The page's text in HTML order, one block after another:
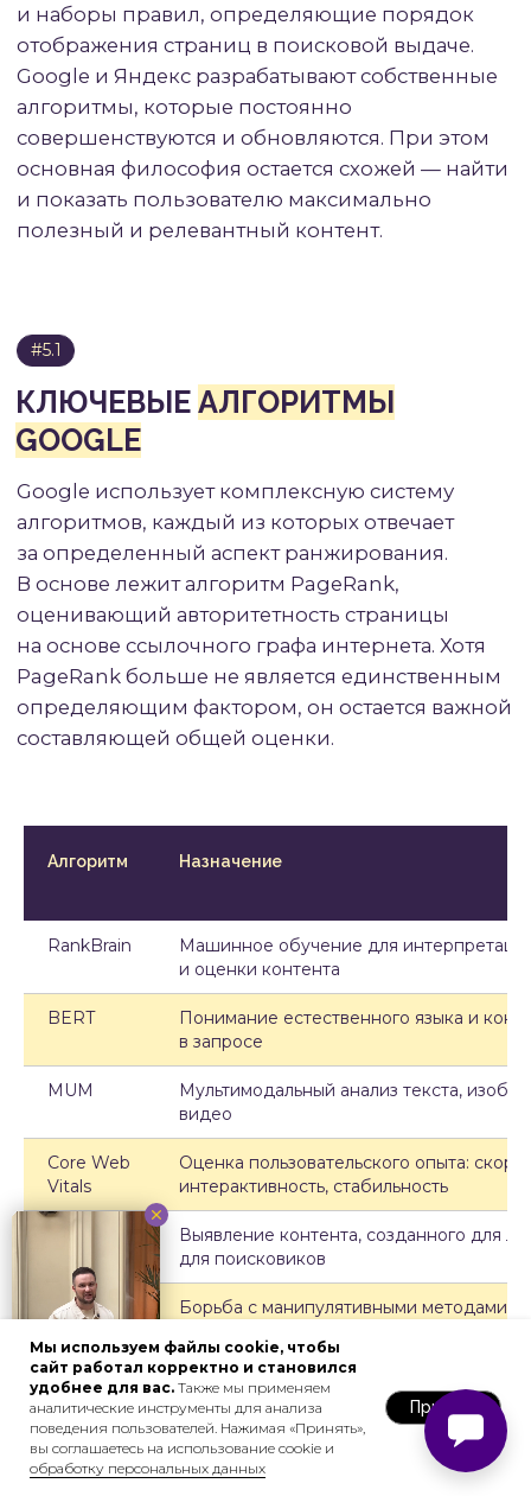
Алгоритм Назначение
RankBrain
Машинное обучение для
и оценки контента
BERT
Понимание естественного языка и
в запросе
MUM
Мультимодальный анализ текста,
видео
Core Web
Vitals
Оценка пользовательского опыта:
интерактивность, стабильность
Helpful
Выявление контента, созданного для
для поисковиков
Spam
Борьба с манипулятивными методами и
Использование ключевых слов
естественное присутствие целевых
поисковым системам определить
тематику страницы. Однако переспам
ключевыми словами воспринимается
алгоритмами. Современный
органично включая термины, которые
естественно встречаются в тексте
отвечать на вопрос пользователя,
чтобы ему не пришлось
возвращаться в поиск
за дополнительной информацией.
Анализ конкурентов из топ-10
показывает, какие аспекты темы
этом важен баланс — избыточная
«вода» ради объема вредит
восприятию и может снизить
Текстовые факторы особенно важны
для информационного
ранжирования.
При продвижении
статей, блогов, справочников
качественный контент может
компенсировать недостаток внешних
ссылок. Однако для коммерческих
запросов текстовых факторов
недостаточно — необходима работа над
поведенческими и коммерческими
сигналами.
#7
Мы используем файлы cookie, чтобы
сайт работал корректно и становился
удобнее для вас. Также мы применяем
аналитические инструменты для анализа
поведения пользователей. Нажимая «Принять»,
вы соглашаетесь на использование cookie и
обработку персональных данных
Принять